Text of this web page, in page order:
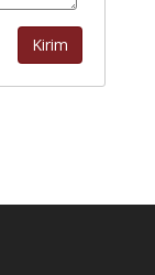
Kirim